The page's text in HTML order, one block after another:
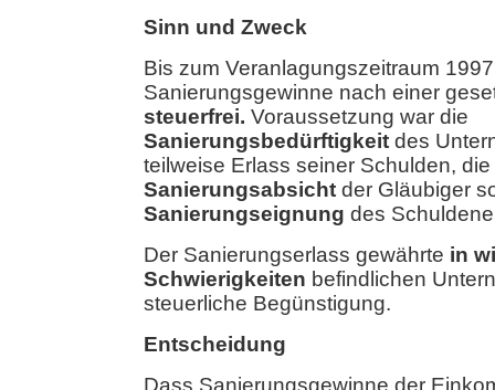
Sinn und Zweck
Bis zum Veranlagungszeitraum
Sanierungsgewinne nach einer
steuerfrei. Voraussetzung war die
Sanierungsbedürftigkeit des
teilweise Erlass seiner Schulden,
Sanierungsabsicht der Gläubiger
Sanierungseignung des
Der Sanierungserlass gewährte in
Schwierigkeiten befindlichen
steuerliche Begünstigung.
Entscheidung
Dass Sanierungsgewinne der